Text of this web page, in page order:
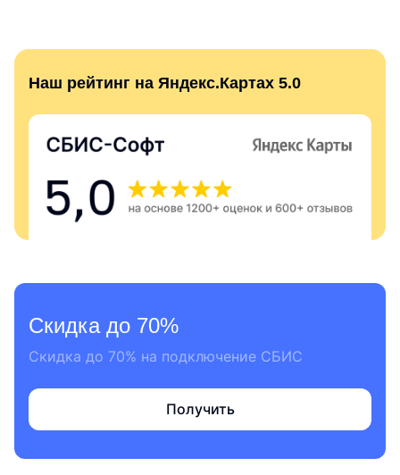
Наш рейтинг на Яндекс.Картах 5.0
Скидка до 70%
Скидка до 70% на подключение СБИС
Получить